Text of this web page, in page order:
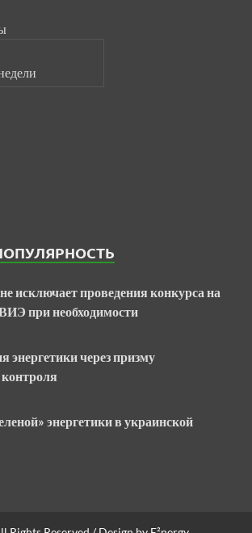
исключает проведения конкурса на
при необходимости
энергетики через призму
энергетики в украинской